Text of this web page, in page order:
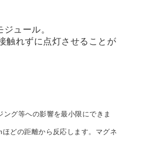
ュール。
触れずに点灯させることが
グ等への影響を最小限にできま
どの距離から反応します。マグネ